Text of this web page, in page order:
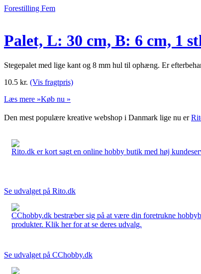
Forestilling Fem
Palet, L: 30 cm, B: 6 cm, 1
Stegepalet med lige kant og 8 mm hul til ophæng. Er
10.5 kr. (Vis fragtpris)
Læs mere »Køb nu »
Den mest populære kreative webshop i Danmark lige nu er
Rito.dk er kort sagt en online hobby butik med høj
Se udvalget på Rito.dk
CChobby.dk bestræber sig på at være din foretrukne
produkter. Klik her for at se deres udvalg.
Se udvalget på CChobby.dk